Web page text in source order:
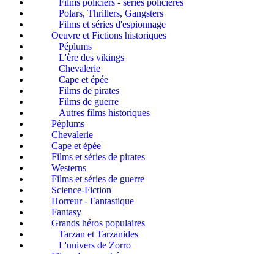
Films policiers - séries policières
Polars, Thrillers, Gangsters
Films et séries d'espionnage
Oeuvre et Fictions historiques
Péplums
L'ère des vikings
Chevalerie
Cape et épée
Films de pirates
Films de guerre
Autres films historiques
Péplums
Chevalerie
Cape et épée
Films et séries de pirates
Westerns
Films et séries de guerre
Science-Fiction
Horreur - Fantastique
Fantasy
Grands héros populaires
Tarzan et Tarzanides
L'univers de Zorro